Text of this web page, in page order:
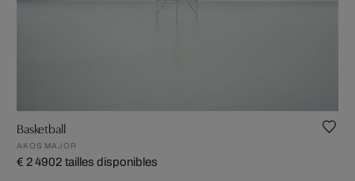
Basketball
AKOS MAJOR
€ 2 4902 tailles disponibles